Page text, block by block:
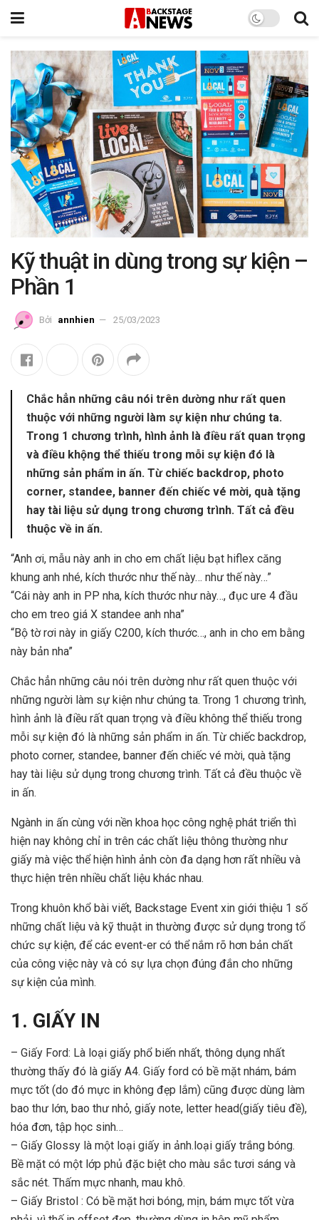
Kỹ thuật in dùng trong sự kiện –
Phần 1
Bởi annhien 25/03/2023
Chắc hẳn những câu nói trên dường như rất quen
thuộc với những người làm sự kiện như chúng ta.
Trong 1 chương trình, hình ảnh là điều rất quan trọng
và điều khộng thể thiếu trong mỗi sự kiện đó là
những sản phẩm in ấn. Từ chiếc backdrop, photo
corner, standee, banner đến chiếc vé mời, quà tặng
hay tài liệu sử dụng trong chương trình. Tất cả đều
thuộc về in ấn.
“Anh ơi, mẫu này anh in cho em chất liệu bạt hiflex căng
khung anh nhé, kích thước như thế này… như thế này…”
“Cái này anh in PP nha, kích thước như này…, đục ure 4 đầu
cho em treo giá X standee anh nha”
“Bộ tờ rơi này in giấy C200, kích thước…, anh in cho em bằng
này bản nha”
Chắc hẳn những câu nói trên dường như rất quen thuộc với
những người làm sự kiện như chúng ta. Trong 1 chương trình,
hình ảnh là điều rất quan trọng và điều không thể thiếu trong
mỗi sự kiện đó là những sản phẩm in ấn. Từ chiếc backdrop,
photo corner, standee, banner đến chiếc vé mời, quà tặng
hay tài liệu sử dụng trong chương trình. Tất cả đều thuộc về
in ấn.
Ngành in ấn cùng với nền khoa học công nghệ phát triển thì
hiện nay không chỉ in trên các chất liệu thông thường như
giấy mà việc thể hiện hình ảnh còn đa dạng hơn rất nhiều và
thực hiện trên nhiều chất liệu khác nhau.
Trong khuôn khổ bài viết, Backstage Event xin giới thiệu 1 số
những chất liệu và kỹ thuật in thường được sử dụng trong tổ
chức sự kiện, để các event-er có thể nắm rõ hơn bản chất
của công việc này và có sự lựa chọn đúng đắn cho những
sự kiện của mình.
1. GIẤY IN
– Giấy Ford: Là loại giấy phổ biến nhất, thông dụng nhất
thường thấy đó là giấy A4. Giấy ford có bề mặt nhám, bám
mực tốt (do đó mực in không đẹp lắm) cũng được dùng làm
bao thư lớn, bao thư nhỏ, giấy note, letter head(giấy tiêu đề),
hóa đơn, tập học sinh…
– Giấy Glossy là một loại giấy in ảnh.loại giấy trắng bóng.
Bề mặt có một lớp phủ đặc biệt cho màu sắc tươi sáng và
sắc nét. Thấm mực nhanh, mau khô.
– Giấy Bristol : Có bề mặt hơi bóng, mịn, bám mực tốt vừa